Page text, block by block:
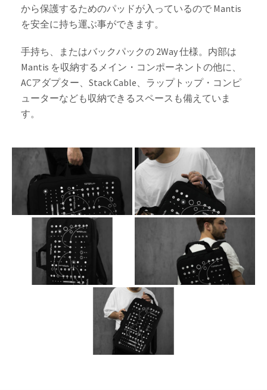
から保護するためのパッドが入っているので Mantis
を安全に持ち運ぶ事ができます。
手持ち、またはバックパックの 2Way 仕様。内部は
Mantis を収納するメイン・コンポーネントの他に、
ACアダプター、Stack Cable、ラップトップ・コンピ
ューターなども収納できるスペースも備えていま
す。